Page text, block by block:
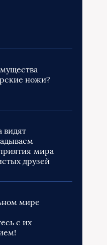
ножи?
видят
мира
друзей
мире
с их